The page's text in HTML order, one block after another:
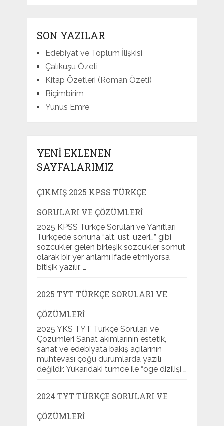
SON YAZILAR
Edebiyat ve Toplum İlişkisi
Çalıkuşu Özeti
Kitap Özetleri (Roman Özeti)
Biçimbirim
Yunus Emre
YENI EKLENEN
SAYFALARIMIZ
ÇIKMIŞ 2025 KPSS TÜRKÇE
SORULARI VE ÇÖZÜMLERI
2025 KPSS Türkçe Soruları ve Yanıtları
Türkçede sonuna “alt, üst, üzeri…” gibi
sözcükler gelen birleşik sözcükler somut
olarak bir yer anlamı ifade etmiyorsa
bitişik yazılır. …
2025 TYT TÜRKÇE SORULARI VE
ÇÖZÜMLERI
2025 YKS TYT Türkçe Soruları ve
Çözümleri Sanat akımlarının estetik,
sanat ve edebiyata bakış açılarının
muhtevası çoğu durumlarda yazılı
değildir. Yukarıdaki tümce ile “öge dizilişi …
2024 TYT TÜRKÇE SORULARI VE
ÇÖZÜMLERI